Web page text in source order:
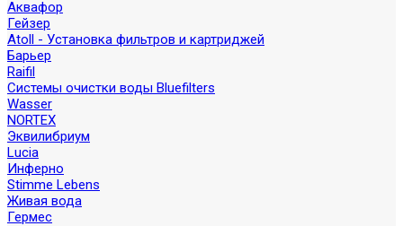
Аквафор
Гейзер
Atoll - Установка фильтров и картриджей
Барьер
Raifil
Системы очистки воды Bluefilters
Wasser
NORTEX
Эквилибриум
Lucia
Инферно
Stimme Lebens
Живая вода
Гермес